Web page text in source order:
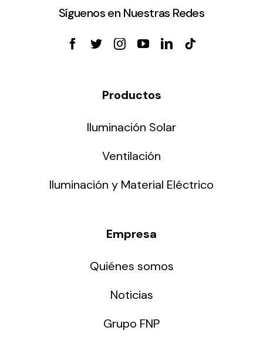
Síguenos en Nuestras Redes
Productos
Iluminación Solar
Ventilación
Iluminación y Material Eléctrico
Empresa
Quiénes somos
Noticias
Grupo FNP